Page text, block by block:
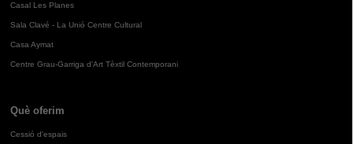
Casal Les Planes
Sala Clavé - La Unió Centre Cultural
Casa Aymat
Centre Grau-Garriga d'Art Tèxtil Contemporani
Què oferim
Cessió d'espais